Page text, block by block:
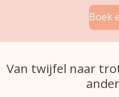
Boek
Van twijfel naar